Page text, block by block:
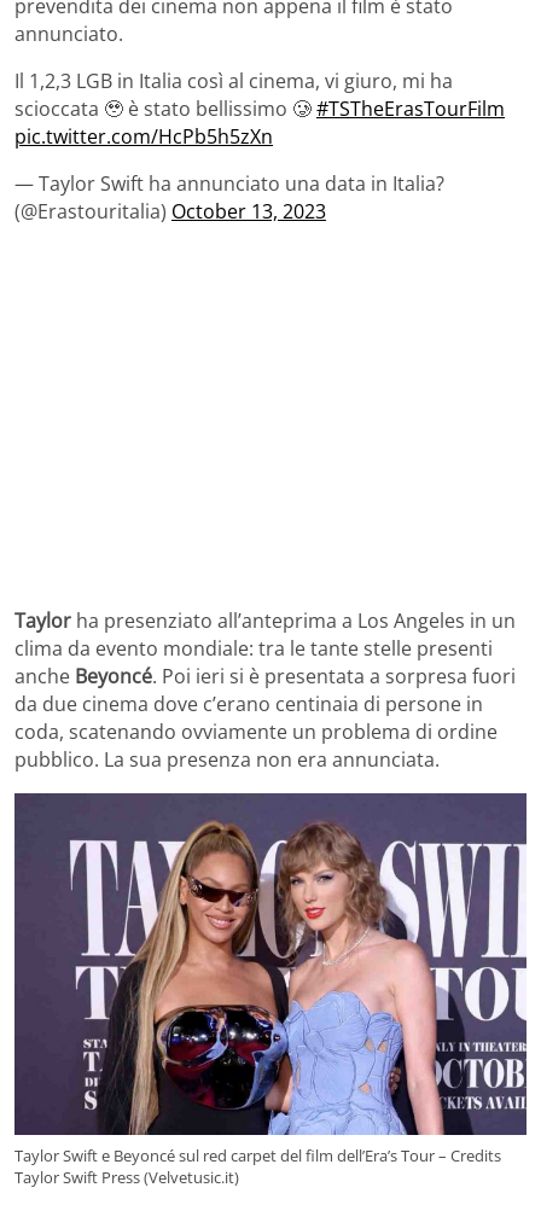
prevendita dei cinema non appena il film è stato
annunciato.
Il 1,2,3 LGB in Italia così al cinema, vi giuro, mi ha
scioccata 🥹 è stato bellissimo 🥲#TSTheErasTourFilm
pic.twitter.com/HcPb5h5zXn
— Taylor Swift ha annunciato una data in Italia?
(@Erastouritalia) October 13, 2023
Taylor ha presenziato all’anteprima a Los Angeles in un
clima da evento mondiale: tra le tante stelle presenti
anche Beyoncé. Poi ieri si è presentata a sorpresa fuori
da due cinema dove c’erano centinaia di persone in
coda, scatenando ovviamente un problema di ordine
pubblico. La sua presenza non era annunciata.
Taylor Swift e Beyoncé sul red carpet del film dell’Era’s Tour – Credits
Taylor Swift Press (Velvetusic.it)